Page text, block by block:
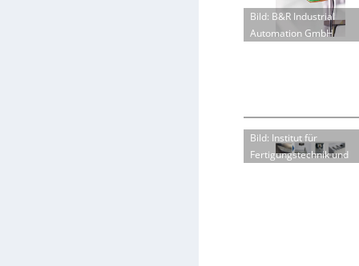
Bild: B&R Industrial
Automation GmbH
Bild: Institut für
Fertigungstechnik und